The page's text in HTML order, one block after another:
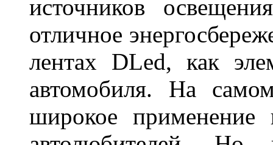
источников
отличное
лентах DLed, как
автомобиля. На
широкое